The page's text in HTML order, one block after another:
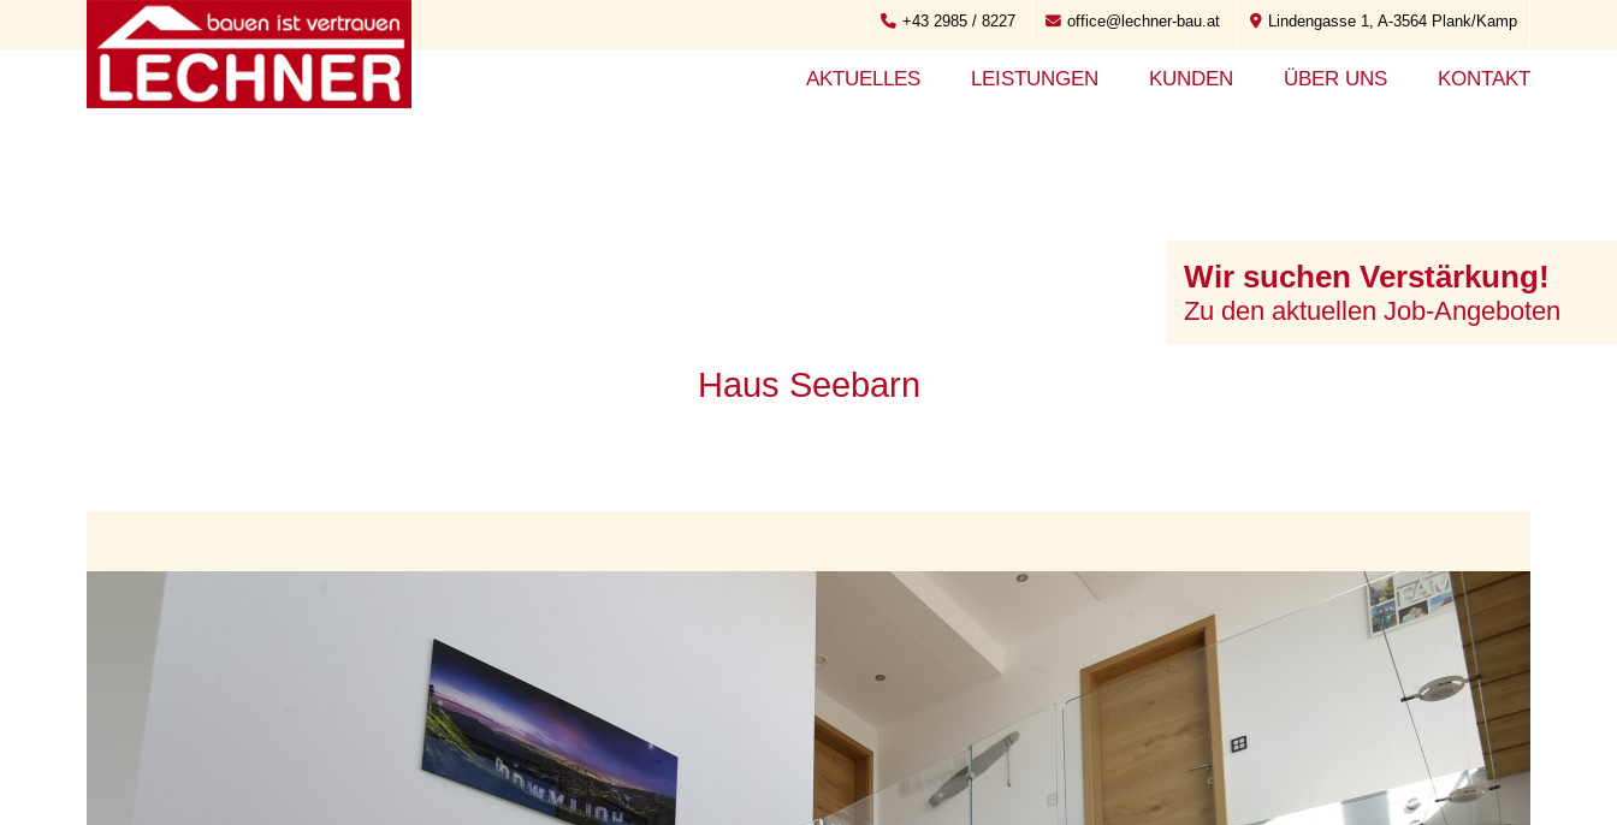
+43 2985 / 8227 office@lechner-bau.at Lindengasse 1, A-3564 Plank/Kamp
AKTUELLES LEISTUNGEN KUNDEN ÜBER UNS KONTAKT
Wir suchen Verstärkung!
Zu den aktuellen Job-Angeboten
Haus Seebarn